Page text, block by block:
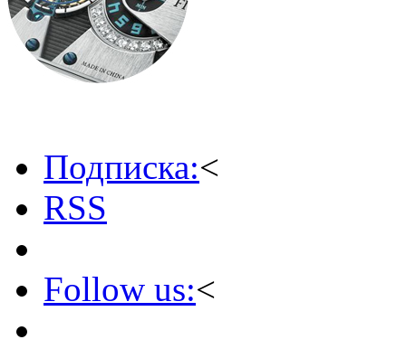
Подписка:<
RSS
Follow us:<